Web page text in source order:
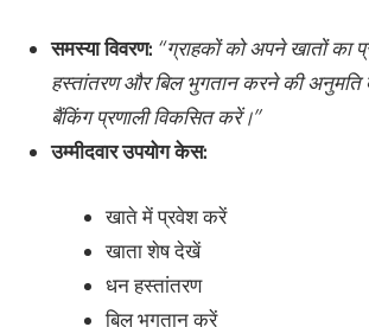
समस्या विवरण: “ग्राहकों को अपने खातों का
हस्तांतरण और बिल भुगतान करने की अनुमति
बैंकिंग प्रणाली विकसित करें।”
उम्मीदवार उपयोग केस:
खाते में प्रवेश करें
खाता शेष देखें
धन हस्तांतरण
बिल भुगतान करें